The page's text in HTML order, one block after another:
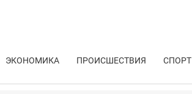
ЭКОНОМИКА ПРОИСШЕСТВИЯ СПОРТ